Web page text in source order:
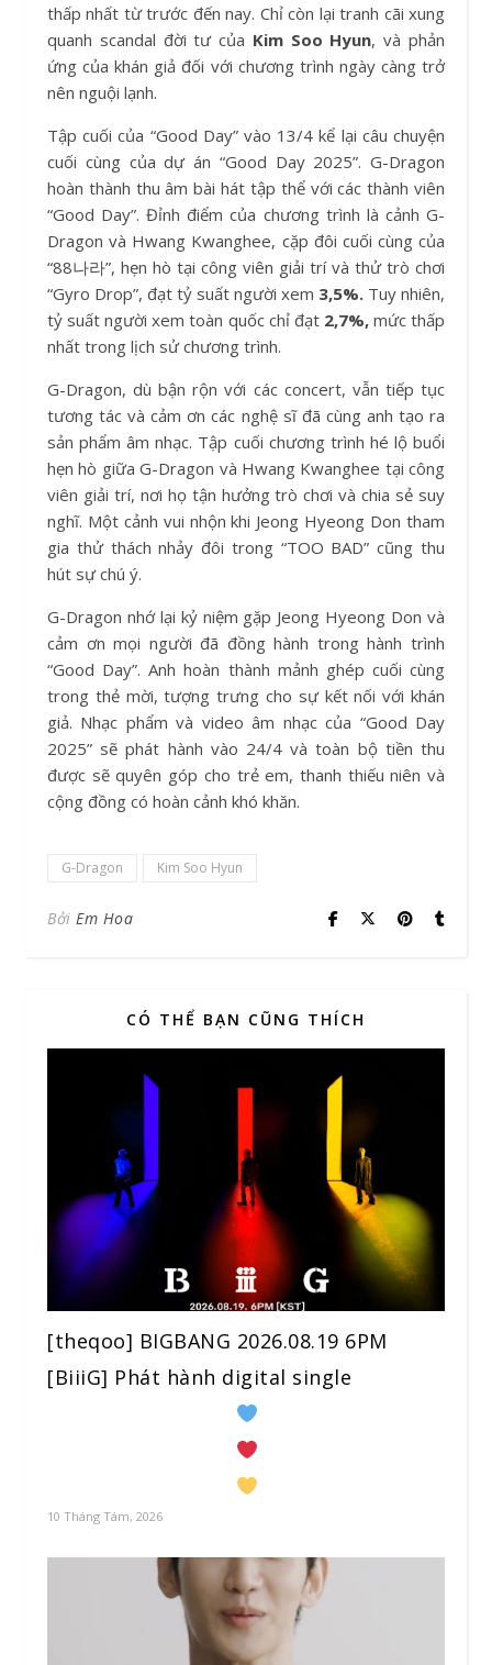
thấp nhất từ trước đến nay. Chỉ còn lại tranh cãi xung
quanh scandal đời tư của Kim Soo Hyun, và phản
ứng của khán giả đối với chương trình ngày càng trở
nên nguội lạnh.
Tập cuối của “Good Day” vào 13/4 kể lại câu chuyện
cuối cùng của dự án “Good Day 2025”. G-Dragon
hoàn thành thu âm bài hát tập thể với các thành viên
“Good Day”. Đỉnh điểm của chương trình là cảnh G-
Dragon và Hwang Kwanghee, cặp đôi cuối cùng của
“88나라”, hẹn hò tại công viên giải trí và thử trò chơi
“Gyro Drop”, đạt tỷ suất người xem 3,5%. Tuy nhiên,
tỷ suất người xem toàn quốc chỉ đạt 2,7%,mức thấp
nhất trong lịch sử chương trình.
G-Dragon, dù bận rộn với các concert, vẫn tiếp tục
tương tác và cảm ơn các nghệ sĩ đã cùng anh tạo ra
sản phẩm âm nhạc. Tập cuối chương trình hé lộ buổi
hẹn hò giữa G-Dragon và Hwang Kwanghee tại công
viên giải trí, nơi họ tận hưởng trò chơi và chia sẻ suy
nghĩ. Một cảnh vui nhộn khi Jeong Hyeong Don tham
gia thử thách nhảy đôi trong “TOO BAD” cũng thu
hút sự chú ý.
G-Dragon nhớ lại kỷ niệm gặp Jeong Hyeong Don và
cảm ơn mọi người đã đồng hành trong hành trình
“Good Day”. Anh hoàn thành mảnh ghép cuối cùng
trong thẻ mời, tượng trưng cho sự kết nối với khán
giả. Nhạc phẩm và video âm nhạc của “Good Day
2025” sẽ phát hành vào 24/4 và toàn bộ tiền thu
được sẽ quyên góp cho trẻ em, thanh thiếu niên và
cộng đồng có hoàn cảnh khó khăn.
G-Dragon Kim Soo Hyun
Bởi Em Hoa
CÓ THỂ BẠN CŨNG THÍCH
[theqoo] BIGBANG 2026.08.19 6PM
[BiiiG] Phát hành digital single
10 Tháng Tám, 2026